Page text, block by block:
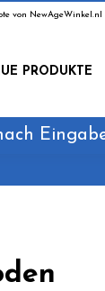
von NewAgeWinkel.nl
PRODUKTE